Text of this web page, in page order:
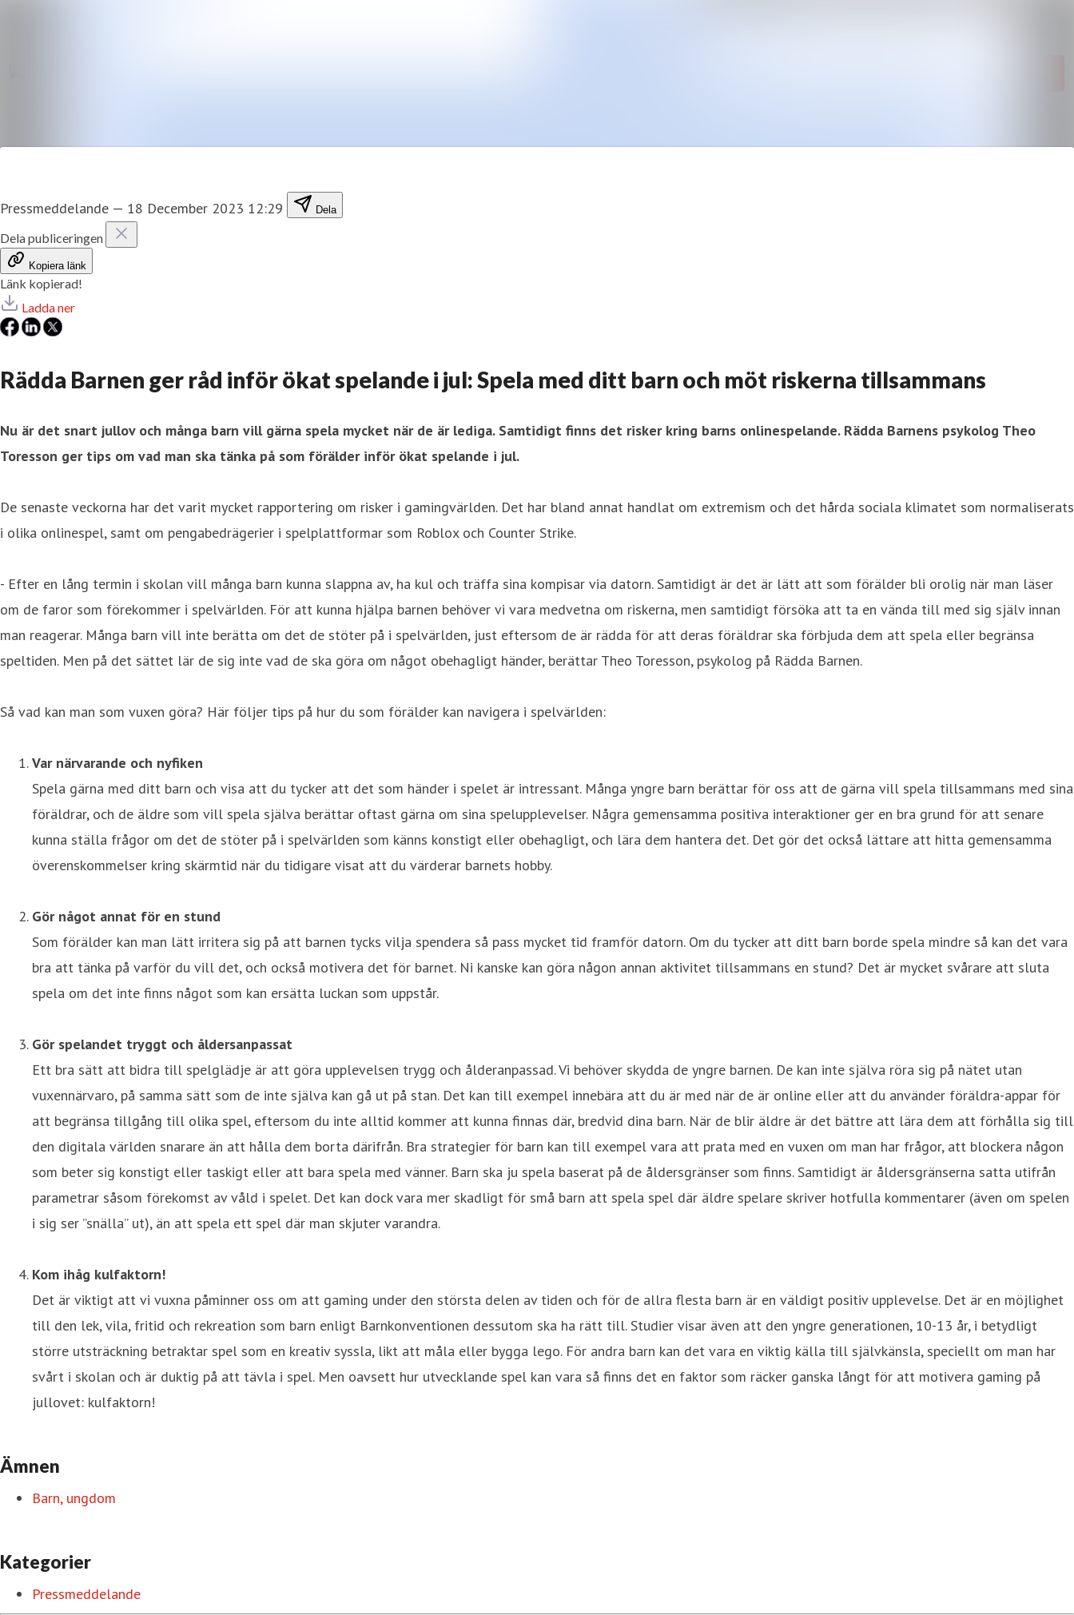
Pressmeddelande — 18 December 2023 12:29 Dela
Dela publiceringen
Kopiera länk
Länk kopierad!
Ladda ner
Rädda Barnen ger råd inför ökat spelande i jul: Spela med ditt barn och möt riskerna tillsammans
Nu är det snart jullov och många barn vill gärna spela mycket när de är lediga. Samtidigt finns det risker kring barns onlinespelande. Rädda Barnens psykolog Theo
Toresson ger tips om vad man ska tänka på som förälder inför ökat spelande i jul.
De senaste veckorna har det varit mycket rapportering om risker i gamingvärlden. Det har bland annat handlat om extremism och det hårda sociala klimatet som normaliserats
i olika onlinespel, samt om pengabedrägerier i spelplattformar som Roblox och Counter Strike.
- Efter en lång termin i skolan vill många barn kunna slappna av, ha kul och träffa sina kompisar via datorn. Samtidigt är det är lätt att som förälder bli orolig när man läser
om de faror som förekommer i spelvärlden. För att kunna hjälpa barnen behöver vi vara medvetna om riskerna, men samtidigt försöka att ta en vända till med sig själv innan
man reagerar. Många barn vill inte berätta om det de stöter på i spelvärlden, just eftersom de är rädda för att deras föräldrar ska förbjuda dem att spela eller begränsa
speltiden. Men på det sättet lär de sig inte vad de ska göra om något obehagligt händer, berättar Theo Toresson, psykolog på Rädda Barnen.
Så vad kan man som vuxen göra? Här följer tips på hur du som förälder kan navigera i spelvärlden:
Var närvarande och nyfiken
Spela gärna med ditt barn och visa att du tycker att det som händer i spelet är intressant. Många yngre barn berättar för oss att de gärna vill spela tillsammans med sina
föräldrar, och de äldre som vill spela själva berättar oftast gärna om sina spelupplevelser. Några gemensamma positiva interaktioner ger en bra grund för att senare
kunna ställa frågor om det de stöter på i spelvärlden som känns konstigt eller obehagligt, och lära dem hantera det. Det gör det också lättare att hitta gemensamma
överenskommelser kring skärmtid när du tidigare visat att du värderar barnets hobby.
Gör något annat för en stund
Som förälder kan man lätt irritera sig på att barnen tycks vilja spendera så pass mycket tid framför datorn. Om du tycker att ditt barn borde spela mindre så kan det vara
bra att tänka på varför du vill det, och också motivera det för barnet. Ni kanske kan göra någon annan aktivitet tillsammans en stund? Det är mycket svårare att sluta
spela om det inte finns något som kan ersätta luckan som uppstår.
Gör spelandet tryggt och åldersanpassat
Ett bra sätt att bidra till spelglädje är att göra upplevelsen trygg och ålderanpassad. Vi behöver skydda de yngre barnen. De kan inte själva röra sig på nätet utan
vuxennärvaro, på samma sätt som de inte själva kan gå ut på stan. Det kan till exempel innebära att du är med när de är online eller att du använder föräldra-appar för
att begränsa tillgång till olika spel, eftersom du inte alltid kommer att kunna finnas där, bredvid dina barn. När de blir äldre är det bättre att lära dem att förhålla sig till
den digitala världen snarare än att hålla dem borta därifrån. Bra strategier för barn kan till exempel vara att prata med en vuxen om man har frågor, att blockera någon
som beter sig konstigt eller taskigt eller att bara spela med vänner. Barn ska ju spela baserat på de åldersgränser som finns. Samtidigt är åldersgränserna satta utifrån
parametrar såsom förekomst av våld i spelet. Det kan dock vara mer skadligt för små barn att spela spel där äldre spelare skriver hotfulla kommentarer (även om spelen
i sig ser ”snälla” ut), än att spela ett spel där man skjuter varandra.
Kom ihåg kulfaktorn!
Det är viktigt att vi vuxna påminner oss om att gaming under den största delen av tiden och för de allra flesta barn är en väldigt positiv upplevelse. Det är en möjlighet
till den lek, vila, fritid och rekreation som barn enligt Barnkonventionen dessutom ska ha rätt till. Studier visar även att den yngre generationen, 10-13 år, i betydligt
större utsträckning betraktar spel som en kreativ syssla, likt att måla eller bygga lego. För andra barn kan det vara en viktig källa till självkänsla, speciellt om man har
svårt i skolan och är duktig på att tävla i spel. Men oavsett hur utvecklande spel kan vara så finns det en faktor som räcker ganska långt för att motivera gaming på
jullovet: kulfaktorn!
Ämnen
Barn, ungdom
Kategorier
Pressmeddelande